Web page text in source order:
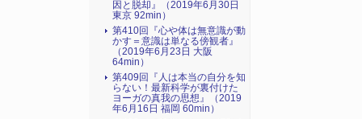
因と脱却』（2019年6月30日
東京 92min）
第410回『心や体は無意識が動
かす＝意識は単なる傍観者』
（2019年6月23日 大阪
64min）
第409回『人は本当の自分を知
らない！最新科学が裏付けた
ヨーガの真我の思想』（2019
年6月16日 福岡 60min）